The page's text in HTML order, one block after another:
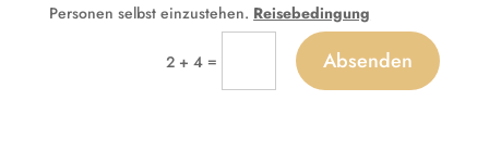
Personen selbst einzustehen. Reisebedingung
2 + 4 = Absenden